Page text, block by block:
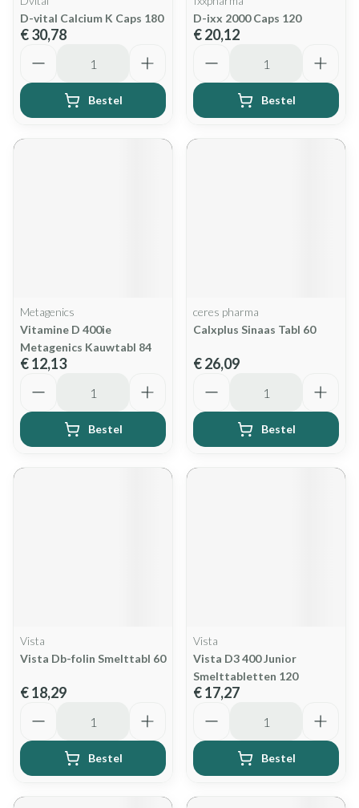
D-vital Calcium K Caps 180
€ 30,78
Bestel
D-ixx 2000 Caps 120
€ 20,12
Bestel
Metagenics
Vitamine D 400ie
Metagenics Kauwtabl 84
€ 12,13
Bestel
ceres pharma
Calxplus Sinaas Tabl 60
€ 26,09
Bestel
Vista
Vista Db-folin Smelttabl 60
€ 18,29
Bestel
Vista
Vista D3 400 Junior
Smelttabletten 120
€ 17,27
Bestel